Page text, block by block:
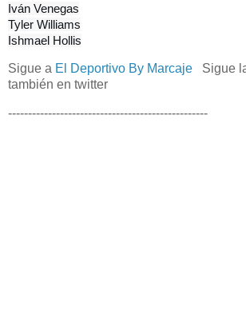
Iván Venegas
Tyler Williams
Ishmael Hollis
Sigue a El Deportivo By Marcaje Sigue
también en twitter
--------------------------------------------------